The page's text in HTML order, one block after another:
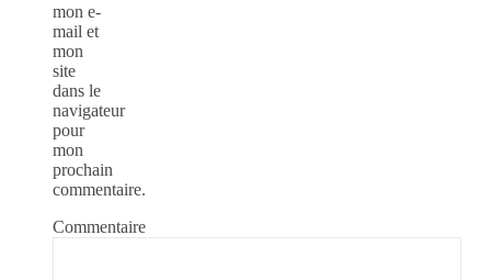
mon e-
mail et
mon
site
dans le
navigateur
pour
mon
prochain
commentaire.
Commentaire